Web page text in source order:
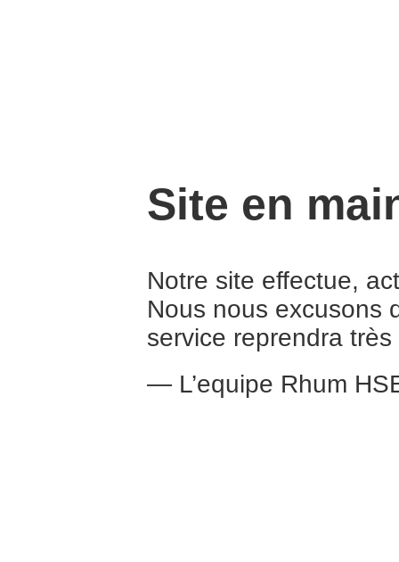
Site en
Notre site effectue,
Nous nous excusons
service reprendra
— L’equipe Rhum